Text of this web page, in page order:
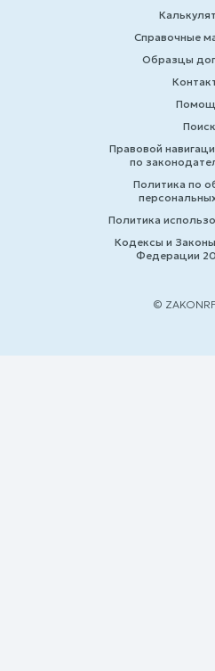
Справочные
Образцы
Поиск
Правовой
по
Политика по
Политика
Кодексы и
Федерации
©